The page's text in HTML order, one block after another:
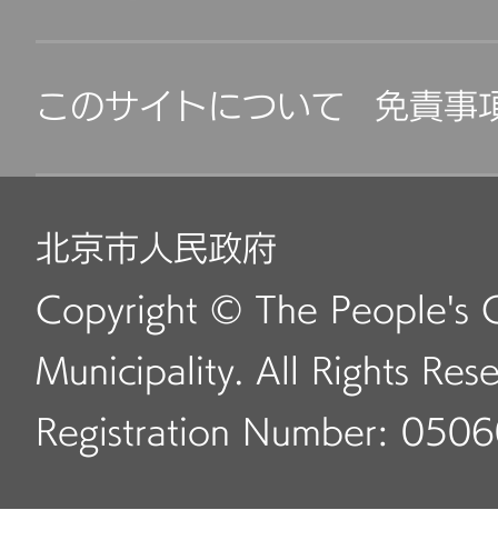
このサイトについて 免責事
北京市人民政府
Copyright © The People's
Municipality. All Rights
Registration Number: